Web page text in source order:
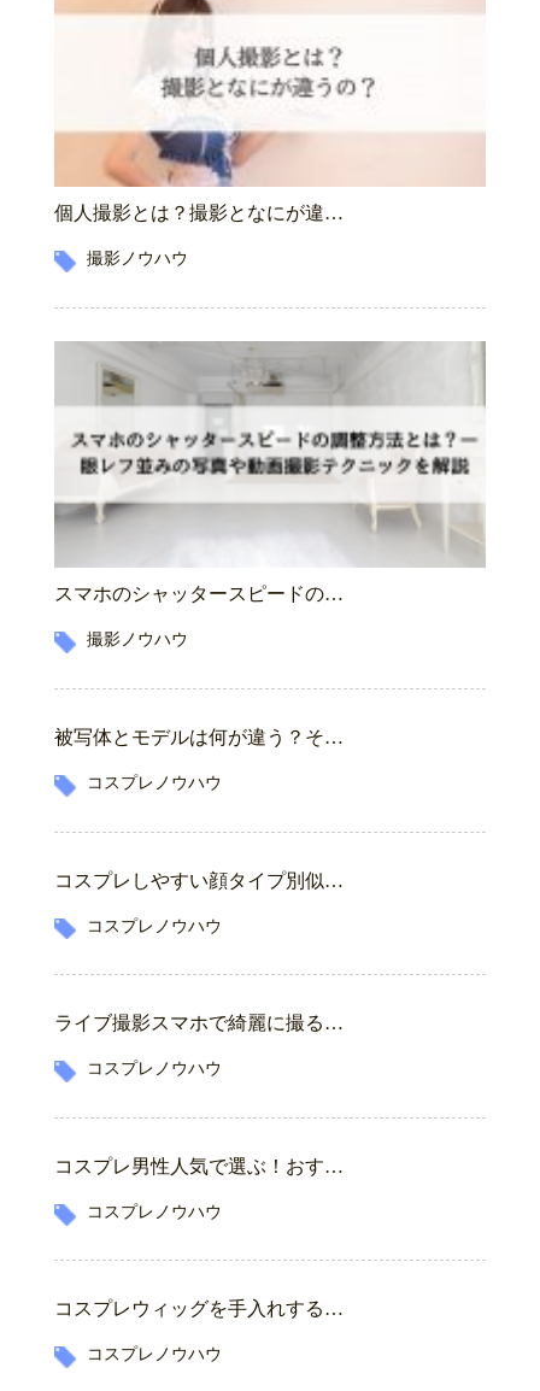
個人撮影とは？撮影となにが違…
撮影ノウハウ
スマホのシャッタースピードの…
撮影ノウハウ
被写体とモデルは何が違う？そ…
コスプレノウハウ
コスプレしやすい顔タイプ別似…
コスプレノウハウ
ライブ撮影スマホで綺麗に撮る…
コスプレノウハウ
コスプレ男性人気で選ぶ！おす…
コスプレノウハウ
コスプレウィッグを手入れする…
コスプレノウハウ